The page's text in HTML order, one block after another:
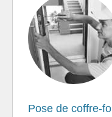
Pose de coffre-